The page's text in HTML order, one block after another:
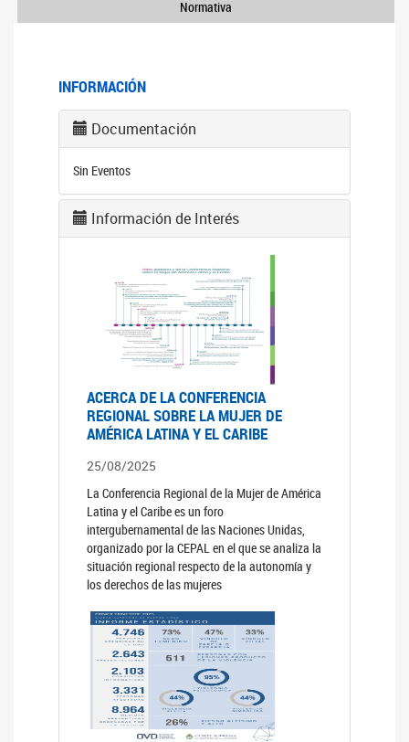
Normativa
INFORMACIÓN
Documentación
Sin Eventos
Información de Interés
ACERCA DE LA CONFERENCIA
REGIONAL SOBRE LA MUJER DE
AMÉRICA LATINA Y EL CARIBE
25/08/2025
La Conferencia Regional de la Mujer de América
Latina y el Caribe es un foro
intergubernamental de las Naciones Unidas,
organizado por la CEPAL en el que se analiza la
situación regional respecto de la autonomía y
los derechos de las mujeres